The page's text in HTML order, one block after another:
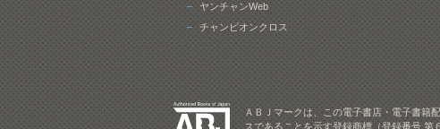
ヤンチャンWeb
チャンピオンクロス
ＡＢＪマークは、この電子書店・電子書籍
スであることを示す登録商標（登録番号 第